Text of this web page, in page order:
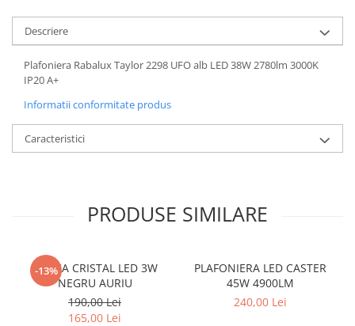
Descriere
Plafoniera Rabalux Taylor 2298 UFO alb LED 38W 2780lm 3000K
IP20 A+
Informatii conformitate produs
Caracteristici
PRODUSE SIMILARE
-13%
APLICA CRISTAL LED 3W
NEGRU AURIU
190,00 Lei
165,00 Lei
PLAFONIERA LED CASTER
45W 4900LM
240,00 Lei